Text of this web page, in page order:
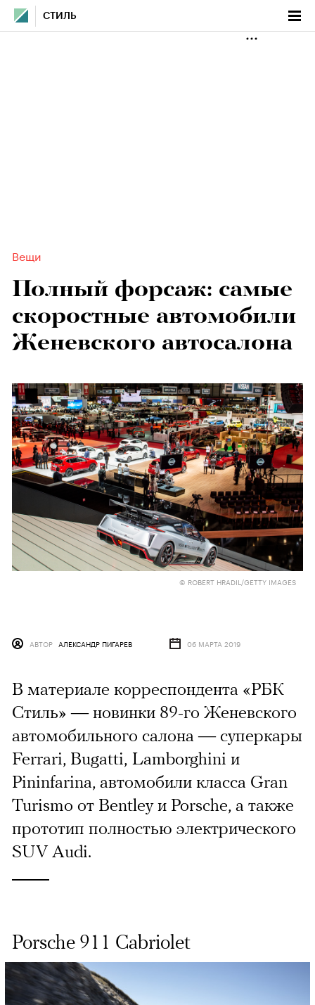
СТИЛЬ
Вещи
Полный форсаж: самые
скоростные автомобили
Женевского автосалона
© ROBERT HRADIL/GETTY IMAGES
АВТОР АЛЕКСАНДР ПИГАРЕВ 06 МАРТА 2019
В материале корреспондента «РБК
Стиль» — новинки 89-го Женевского
автомобильного салона — суперкары
Ferrari, Bugatti, Lamborghini и
Pininfarina, автомобили класса Gran
Turismo от Bentley и Porsche, а также
прототип полностью электрического
SUV Audi.
Porsche 911 Cabriolet